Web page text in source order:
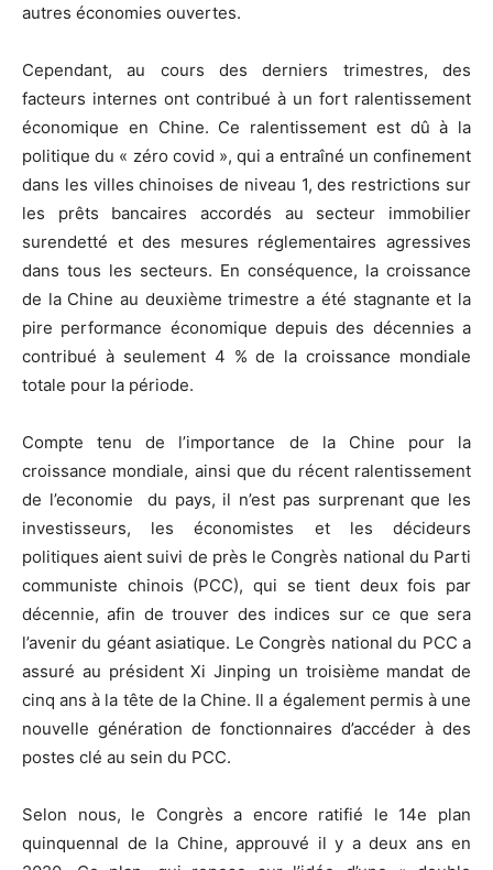
autres économies ouvertes.
Cependant, au cours des derniers trimestres, des
facteurs internes ont contribué à un fort ralentissement
économique en Chine. Ce ralentissement est dû à la
politique du « zéro covid », qui a entraîné un confinement
dans les villes chinoises de niveau 1, des restrictions sur
les prêts bancaires accordés au secteur immobilier
surendetté et des mesures réglementaires agressives
dans tous les secteurs. En conséquence, la croissance
de la Chine au deuxième trimestre a été stagnante et la
pire performance économique depuis des décennies a
contribué à seulement 4 % de la croissance mondiale
totale pour la période.
Compte tenu de l’importance de la Chine pour la
croissance mondiale, ainsi que du récent ralentissement
de l’economie du pays, il n’est pas surprenant que les
investisseurs, les économistes et les décideurs
politiques aient suivi de près le Congrès national du Parti
communiste chinois (PCC), qui se tient deux fois par
décennie, afin de trouver des indices sur ce que sera
l’avenir du géant asiatique. Le Congrès national du PCC a
assuré au président Xi Jinping un troisième mandat de
cinq ans à la tête de la Chine. Il a également permis à une
nouvelle génération de fonctionnaires d’accéder à des
postes clé au sein du PCC.
Selon nous, le Congrès a encore ratifié le 14e plan
quinquennal de la Chine, approuvé il y a deux ans en